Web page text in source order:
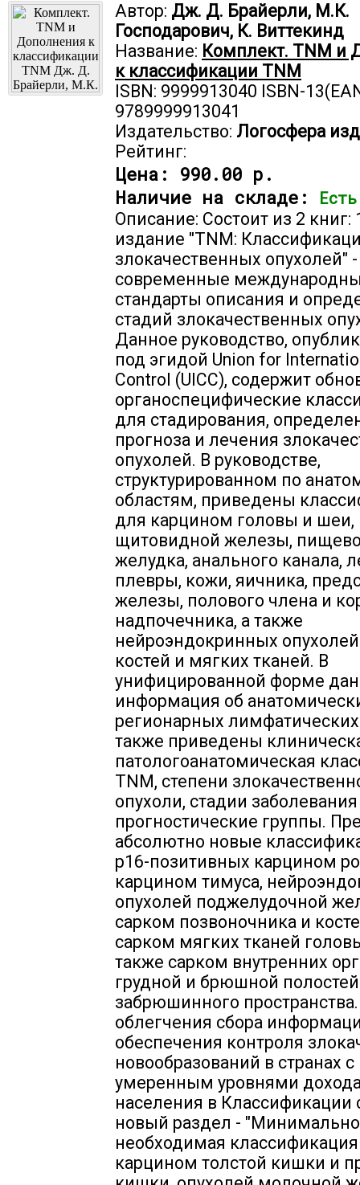
Автор: Дж. Д. Брайерли, М.К.
Господарович, К. Виттекинд
Название: Комплект. TNM и
к классификации TNM
ISBN: 9999913040 ISBN-
9789999913041
Издательство: Логосфера
Рейтинг:
Цена: 990.00 р.
Наличие на складе:
Описание: Состоит из 2 книг:
издание "TNM:
злокачественных опухолей" -
современные
стандарты описания и
стадий злокачественных
Данное руководство,
под эгидой Union for
Control (UICC), содержит
органоспецифические
для стадирования,
прогноза и лечения
опухолей. В руководстве,
структурированном по
областям, приведены
для карцином головы и шеи,
щитовидной железы,
желудка, анального канала,
плевры, кожи, яичника,
железы, полового члена и
надпочечника, а также
нейроэндокринных
костей и мягких тканей. В
унифицированной форме
информация об
регионарных лимфатических
также приведены
патологоанатомическая
TNM, степени
опухоли, стадии
прогностические группы.
абсолютно новые
p16-позитивных карцином
карцином тимуса,
опухолей поджелудочной
сарком позвоночника и
сарком мягких тканей
также сарком внутренних
грудной и брюшной
забрюшинного
облегчения сбора
обеспечения контроля
новообразований в странах
умеренным уровнями
населения в Классификации
новый раздел - "Минимально
необходимая
карцином толстой кишки и